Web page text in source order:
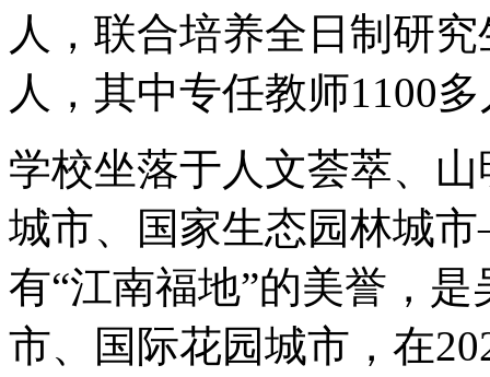
人，联合培养全日制研
人，其中专任教师1100
学校坐落于人文荟萃、
城市、国家生态园林城
有“江南福地”的美誉，
市、国际花园城市，在